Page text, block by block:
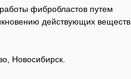
фибробластов путем
действующих веществ.
Новосибирск.